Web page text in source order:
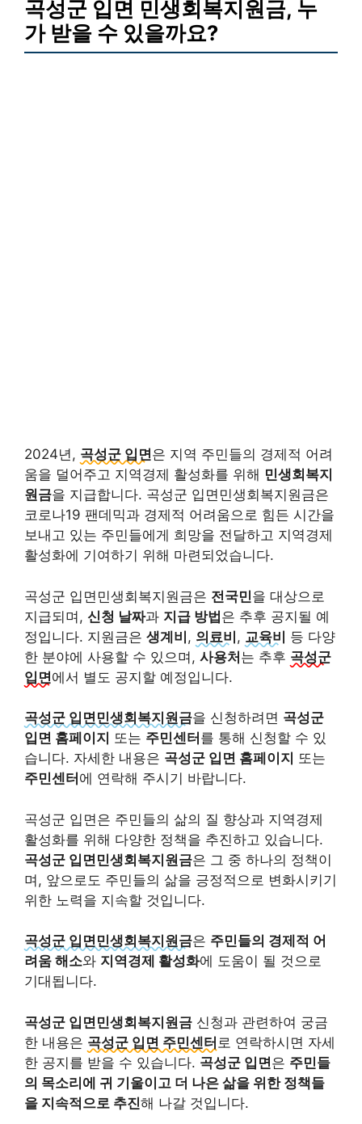
곡성군 입면 민생회복지원금, 누
가 받을 수 있을까요?
2024년, 곡성군 입면은 지역 주민들의 경제적 어려
움을 덜어주고 지역경제 활성화를 위해 민생회복지
원금을 지급합니다. 곡성군 입면민생회복지원금은
코로나19 팬데믹과 경제적 어려움으로 힘든 시간을
보내고 있는 주민들에게 희망을 전달하고 지역경제
활성화에 기여하기 위해 마련되었습니다.
곡성군 입면민생회복지원금은 전국민을 대상으로
지급되며, 신청 날짜과 지급 방법은 추후 공지될 예
정입니다. 지원금은 생계비, 의료비, 교육비 등 다양
한 분야에 사용할 수 있으며, 사용처는 추후 곡성군
입면에서 별도 공지할 예정입니다.
곡성군 입면민생회복지원금을 신청하려면 곡성군
입면 홈페이지 또는 주민센터 를 통해 신청할 수 있
습니다. 자세한 내용은 곡성군 입면 홈페이지 또는
주민센터 에 연락해 주시기 바랍니다.
곡성군 입면은 주민들의 삶의 질 향상과 지역경제
활성화를 위해 다양한 정책을 추진하고 있습니다.
곡성군 입면민생회복지원금은 그 중 하나의 정책이
며, 앞으로도 주민들의 삶을 긍정적으로 변화시키기
위한 노력을 지속할 것입니다.
곡성군 입면민생회복지원금은 주민들의 경제적 어
려움 해소와 지역경제 활성화에 도움이 될 것으로
기대됩니다.
곡성군 입면민생회복지원금 신청과 관련하여 궁금
한 내용은 곡성군 입면 주민센터 로 연락하시면 자세
한 공지를 받을 수 있습니다. 곡성군 입면은 주민들
의 목소리에 귀 기울이고 더 나은 삶을 위한 정책들
을 지속적으로 추진해 나갈 것입니다.